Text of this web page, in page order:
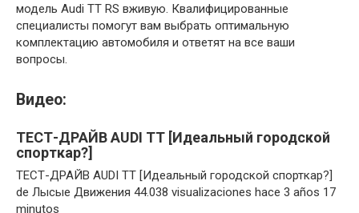
модель Audi TT RS вживую. Квалифицированные
специалисты помогут вам выбрать оптимальную
комплектацию автомобиля и ответят на все ваши
вопросы.
Видео:
ТЕСТ-ДРАЙВ AUDI TT [Идеальный городской
спорткар?]
ТЕСТ-ДРАЙВ AUDI TT [Идеальный городской спорткар?]
de Лысые Движения 44.038 visualizaciones hace 3 años 17
minutos